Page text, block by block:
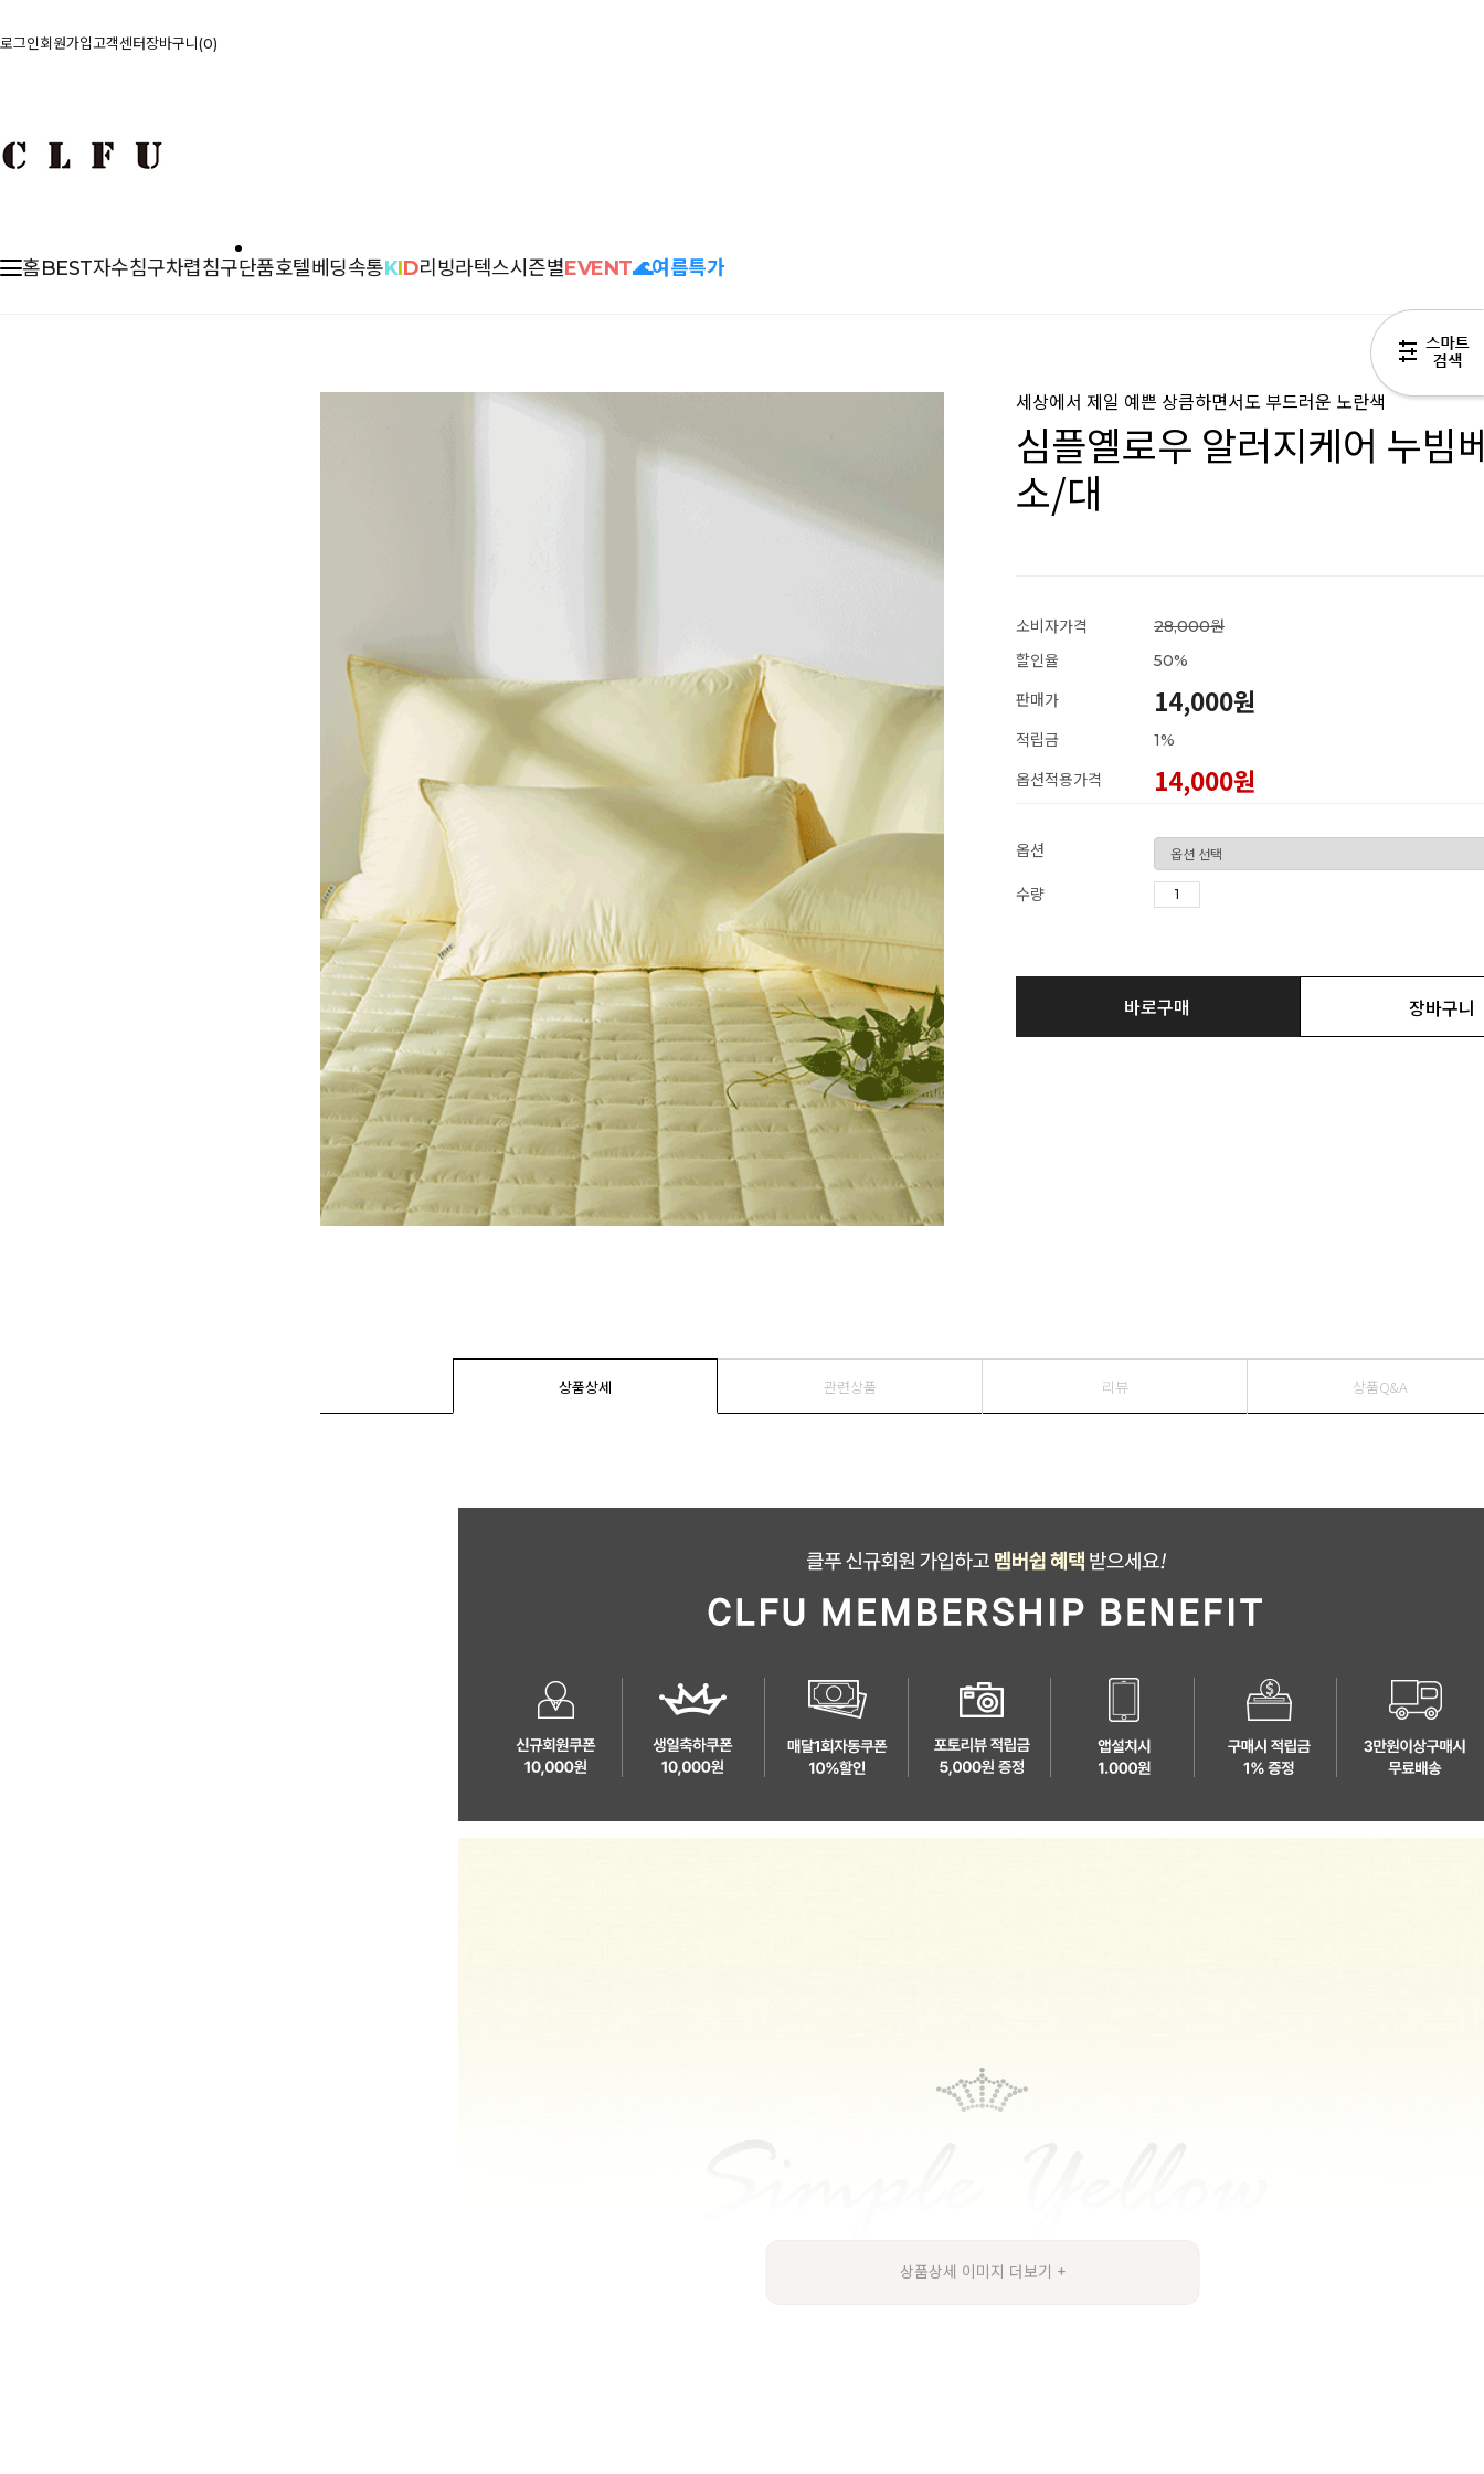
로그인회원가입고객센터장바구니 0
홈BEST자수침구차렵침구단품호텔베딩속통KID리빙라텍스시즌별EVENT🌊여름특가
세상에서 제일 예쁜 상큼하면서도 부드러운 노란색
심플옐로우 알러지케어 누빔
소/대
소비자가격
28,000원
할인율
50%
판매가
14,000원
적립금
1%
옵션적용가격
14,000원
옵션
수량
바로구매 장바구니
상품상세 이미지 더보기 +
상품상세 관련상품 리뷰 상품Q&A